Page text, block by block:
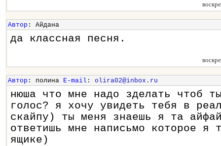
Автор : Айдана
да классная песня.
Автор : полина E-mail : olira02@inbox.ru
нюша что мне надо зделать чтоб
голос? я хочу увидеть тебя в
скайпу) ты меня знаешь я та
ответишь мне написьмо которое я
ящике)